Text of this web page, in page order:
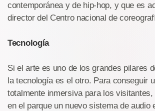
contemporánea y de hip-hop, y que es
director del Centro nacional de
Tecnología
Si el arte es uno de los grandes pilares
la tecnología es el otro. Para conseguir
totalmente inmersiva para los
en el parque un nuevo sistema de audio